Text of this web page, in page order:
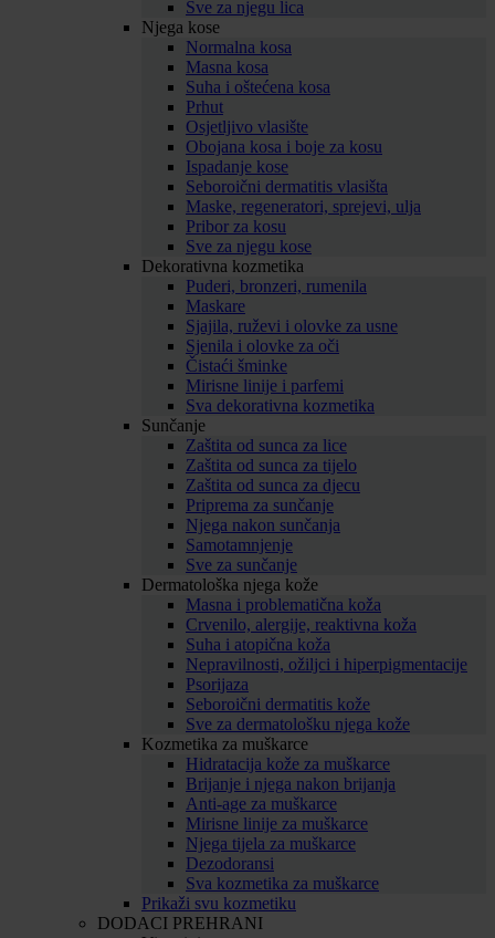
Sve za njegu lica
Njega kose
Normalna kosa
Masna kosa
Suha i oštećena kosa
Prhut
Osjetljivo vlasište
Obojana kosa i boje za kosu
Ispadanje kose
Seboroični dermatitis vlasišta
Maske, regeneratori, sprejevi, ulja
Pribor za kosu
Sve za njegu kose
Dekorativna kozmetika
Puderi, bronzeri, rumenila
Maskare
Sjajila, ruževi i olovke za usne
Sjenila i olovke za oči
Čistaći šminke
Mirisne linije i parfemi
Sva dekorativna kozmetika
Sunčanje
Zaštita od sunca za lice
Zaštita od sunca za tijelo
Zaštita od sunca za djecu
Priprema za sunčanje
Njega nakon sunčanja
Samotamnjenje
Sve za sunčanje
Dermatološka njega kože
Masna i problematična koža
Crvenilo, alergije, reaktivna koža
Suha i atopična koža
Nepravilnosti, ožiljci i hiperpigmentacije
Psorijaza
Seboroični dermatitis kože
Sve za dermatološku njega kože
Kozmetika za muškarce
Hidratacija kože za muškarce
Brijanje i njega nakon brijanja
Anti-age za muškarce
Mirisne linije za muškarce
Njega tijela za muškarce
Dezodoransi
Sva kozmetika za muškarce
Prikaži svu kozmetiku
DODACI PREHRANI